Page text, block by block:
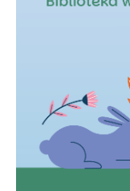
w charakterze